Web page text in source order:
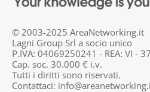
© 2003-2025 AreaNetworking.it
Lagni Group Srl a socio unico
P.IVA: 04069250241 - REA: VI -
Cap. soc. 30.000 € i.v.
Tutti i diritti sono riservati.
Contattaci: